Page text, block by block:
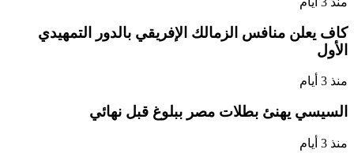
كاف يعلن منافس الزمالك الإفريقي بالدور التمهيدي
الأول
منذ 3 أيام
السيسي يهنئ بطلات مصر ببلوغ قبل نهائي
منذ 3 أيام